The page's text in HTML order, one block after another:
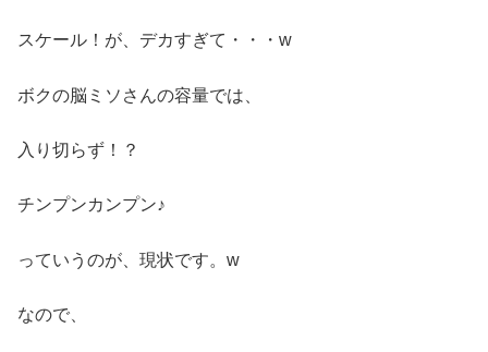
スケール！が、デカすぎて・・・w
ボクの脳ミソさんの容量では、
入り切らず！？
チンプンカンプン♪
っていうのが、現状です。w
なので、